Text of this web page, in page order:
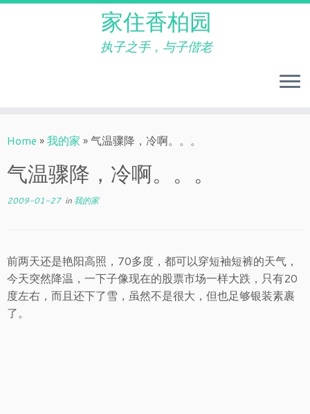
to
家住香柏园
执子之手，与子偕老
Home »我的家 »气温骤降，冷啊。。。
气温骤降，冷啊。。。
2009-01-27in 我的家
前两天还是艳阳高照，70多度，都可以穿短袖短裤的天气，
今天突然降温，一下子像现在的股票市场一样大跌，只有20
度左右，而且还下了雪，虽然不是很大，但也足够银装素裹
了。